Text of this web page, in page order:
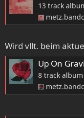
13 track
Wird vllt. beim
Up On
8 track album